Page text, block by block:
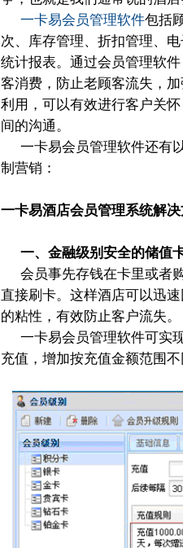
一卡易会员管理软件包括
次、库存管理、折扣管理、
统计报表。通过会员管理软
客消费，防止老顾客流失，
利用，可以有效进行客户关
间的沟通。
一卡易会员管理软件还有
制营销：
一卡易酒店会员管理系统解
一、金融级别安全的储值
会员事先存钱在卡里或者
直接刷卡。这样酒店可以迅
的粘性，有效防止客户流失。
一卡易会员管理软件可实
充值，增加按充值金额范围